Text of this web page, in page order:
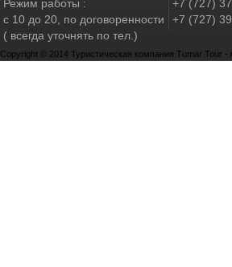
Режим работы :
с 10 до 20, по договоренности
( всегда уточнять по тел.)
+7 (727)
+7 (727)
Copyright © 2014 Туристическая компания Tumar Tour -